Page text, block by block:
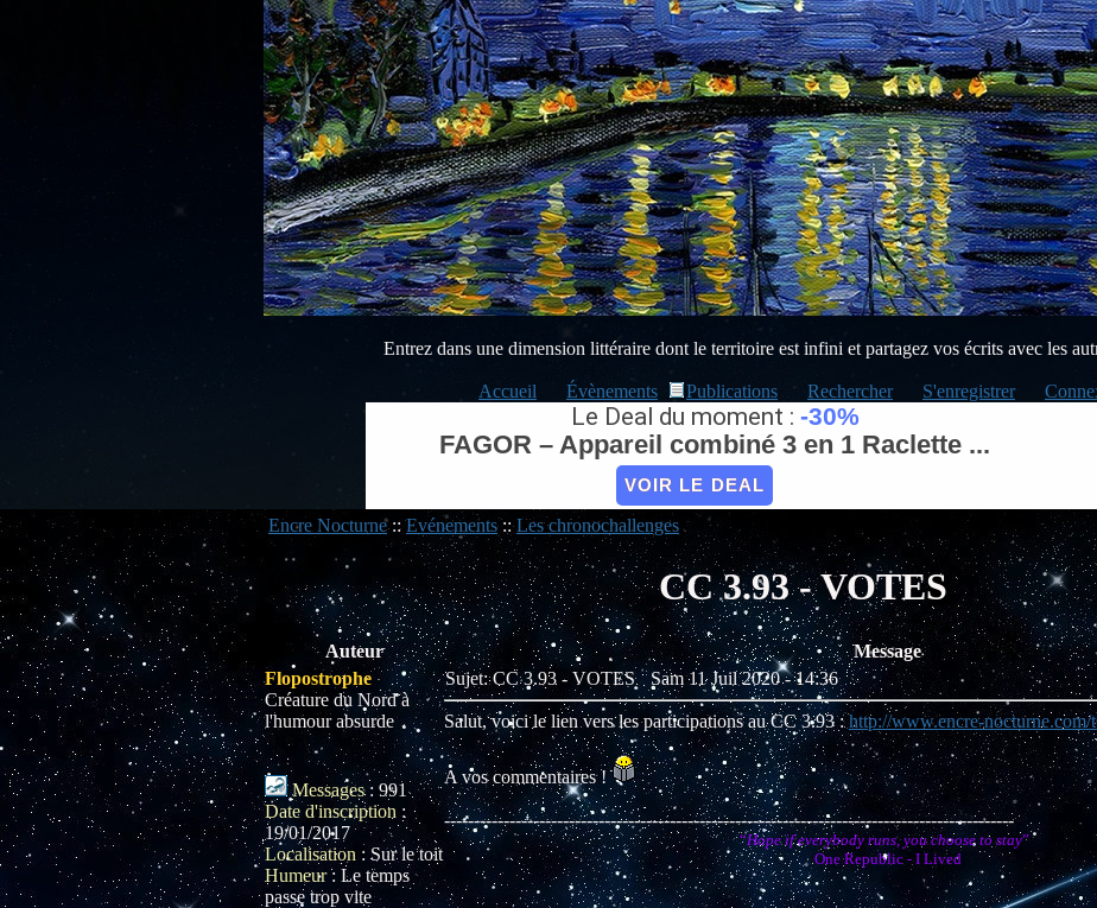
Entrez dans une dimension littéraire dont le territoire est infini et partagez vos écrits avec les
Accueil Évènements Publications Rechercher S'enregistrer
Le Deal du moment : -30%
FAGOR – Appareil combiné 3 en 1 Raclette ...
VOIR LE DEAL
Encre Nocturne::Evénements::Les chronochallenges
CC 3.93 - VOTES
Auteur
Message
Flopostrophe
Créature du Nord à
l'humour absurde
Messages: 991
Date d'inscription :
19/01/2017
Localisation : Sur le toit
Humeur: Le temps
passe trop vite
Sujet: CC 3.93 - VOTESSam 11 Juil 2020 - 14:36
Salut, voici le lien vers les participations au CC 3.93 :http://www.encre-nocturne.com/
A vos commentaires !
------------------------------------------------------------------------------------------------
“Hope if everybody runs, you choose to stay”
One Republic - I Lived